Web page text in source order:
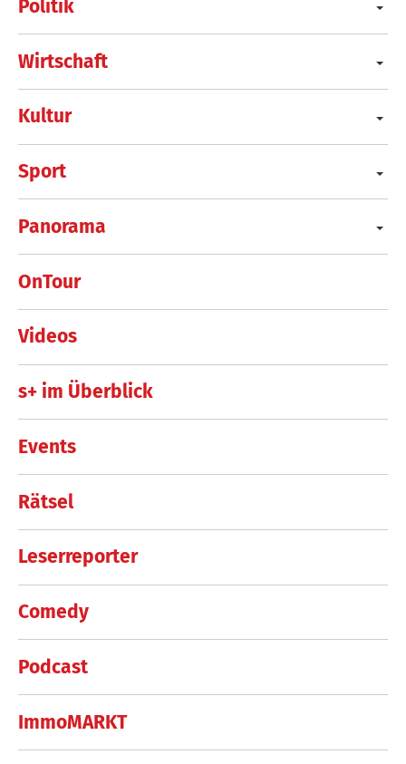
Politik
Wirtschaft
Kultur
Sport
Panorama
OnTour
Videos
s+ im Überblick
Events
Rätsel
Leserreporter
Comedy
Podcast
ImmoMARKT